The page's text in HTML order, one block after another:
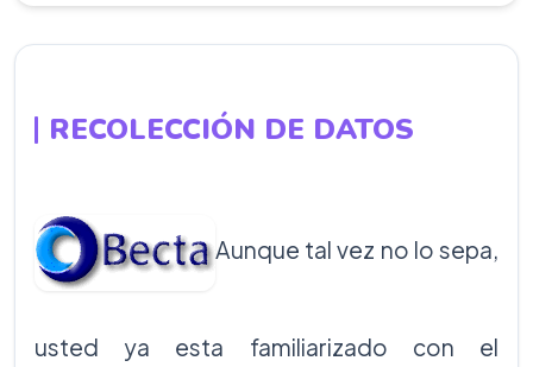
RECOLECCIÓN DE DATOS
Aunque tal vez no lo sepa,
usted ya esta familiarizado con el